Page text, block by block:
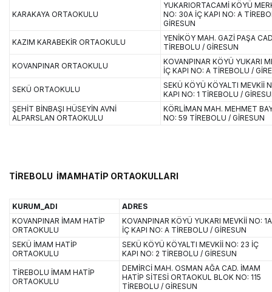
KARAKAYA ORTAOKULU
YUKARIORTACAMİ KÖYÜ
NO: 30A İÇ KAPI NO: A
GİRESUN
KAZIM KARABEKİR ORTAOKULU
YENİKÖY MAH. GAZİ PAŞA
TİREBOLU / GİRESUN
KOVANPINAR ORTAOKULU
KOVANPINAR KÖYÜ YUKARI
İÇ KAPI NO: A TİREBOLU /
SEKÜ ORTAOKULU
SEKÜ KÖYÜ KÖYALTI MEVKİİ
KAPI NO: 1 TİREBOLU /
ŞEHİT BİNBAŞI HÜSEYİN AVNİ
ALPARSLAN ORTAOKULU
KÖRLİMAN MAH. MEHMET
NO: 59 TİREBOLU / GİRESUN
TİREBOLU İMAMHATİP ORTAOKULLARI
KURUM_ADI
ADRES
KOVANPINAR İMAM HATİP
ORTAOKULU
KOVANPINAR KÖYÜ YUKARI MEVKİİ NO: 1A
İÇ KAPI NO: A TİREBOLU / GİRESUN
SEKÜ İMAM HATİP
ORTAOKULU
SEKÜ KÖYÜ KÖYALTI MEVKİİ NO: 23 İÇ
KAPI NO: 2 TİREBOLU / GİRESUN
TİREBOLU İMAM HATİP
ORTAOKULU
DEMİRCİ MAH. OSMAN AĞA CAD. İMAM
HATİP SİTESİ ORTAOKUL BLOK NO: 115
TİREBOLU / GİRESUN